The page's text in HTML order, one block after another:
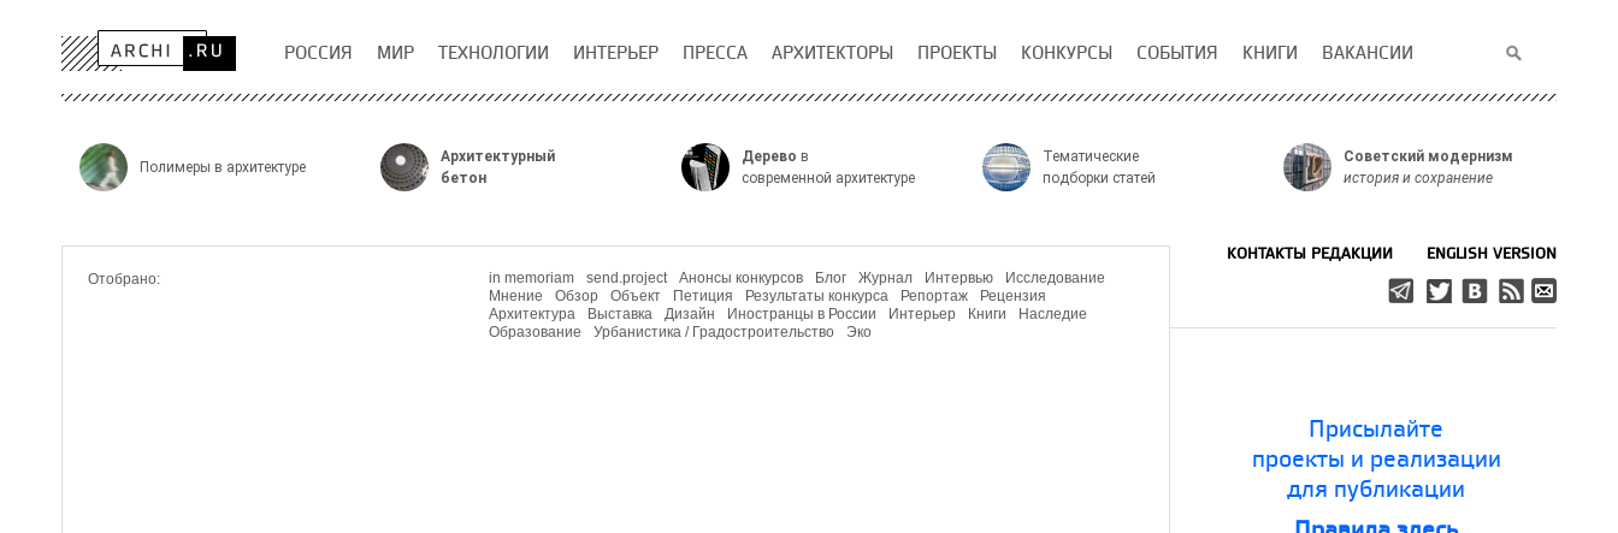
РОССИЯ МИР ТЕХНОЛОГИИ ИНТЕРЬЕР ПРЕССА АРХИТЕКТОРЫ ПРОЕКТЫ КОНКУРСЫ СОБЫТИЯ КНИГИ ВАКАНСИИ
Полимеры в архитектуре
Архитектурный
бетон
Дерево в
современной архитектуре
Тематические
подборки статей
Советский модернизм
история и сохранение
Отобрано: in memoriam send.project Анонсы конкурсов Блог Журнал Интервью
Исследование
Мнение
Обзор Объект Петиция Результаты конкурса Репортаж
Рецензия
Архитектура
Выставка Дизайн Иностранцы в России Интерьер Книги
Наследие
Образование
Урбанистика / Градостроительство Эко
КОНТАКТЫ РЕДАКЦИИ ENGLISH VERSION
Присылайте
проекты и реализации
для публикации